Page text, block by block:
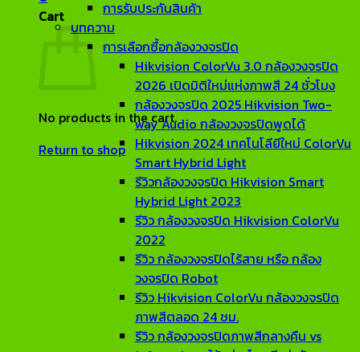
Cart
No products in the cart.
Return to shop
การรับประกันสินค้า
บทความ
การเลือกซื้อกล้องวงจรปิด
Hikvision ColorVu 3.0 กล้องวงจรปิด
2026 เปิดมิติใหม่แห่งภาพสี 24 ชั่วโมง
กล้องวงจรปิด 2025 Hikvision Two-
way Audio กล้องวงจรปิดพูดได้
Hikvision 2024 เทคโนโลียีใหม่ ColorVu
Smart Hybrid Light
รีวิวกล้องวงจรปิด Hikvision Smart
Hybrid Light 2023
รีวิว กล้องวงจรปิด Hikvision ColorVu
2022
รีวิว กล้องวงจรปิดไร้สาย หรือ กล้อง
วงจรปิด Robot
รีวิว Hikvision ColorVu กล้องวงจรปิด
ภาพสีตลอด 24 ชม.
รีวิว กล้องวงจรปิดภาพสีกลางคืน vs